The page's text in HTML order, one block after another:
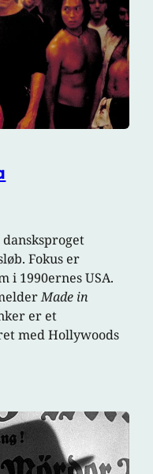
dansksproget
Fokus er
i 1990ernes USA.
Made in
er et
med Hollywoods